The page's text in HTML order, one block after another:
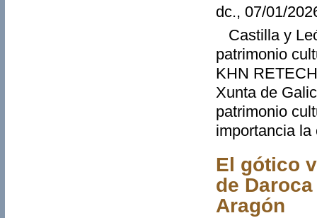
dc., 07/01/
Castilla y
patrimonio
KHN
Xunta de
patrimonio
importancia la
El gótico
de
Aragón